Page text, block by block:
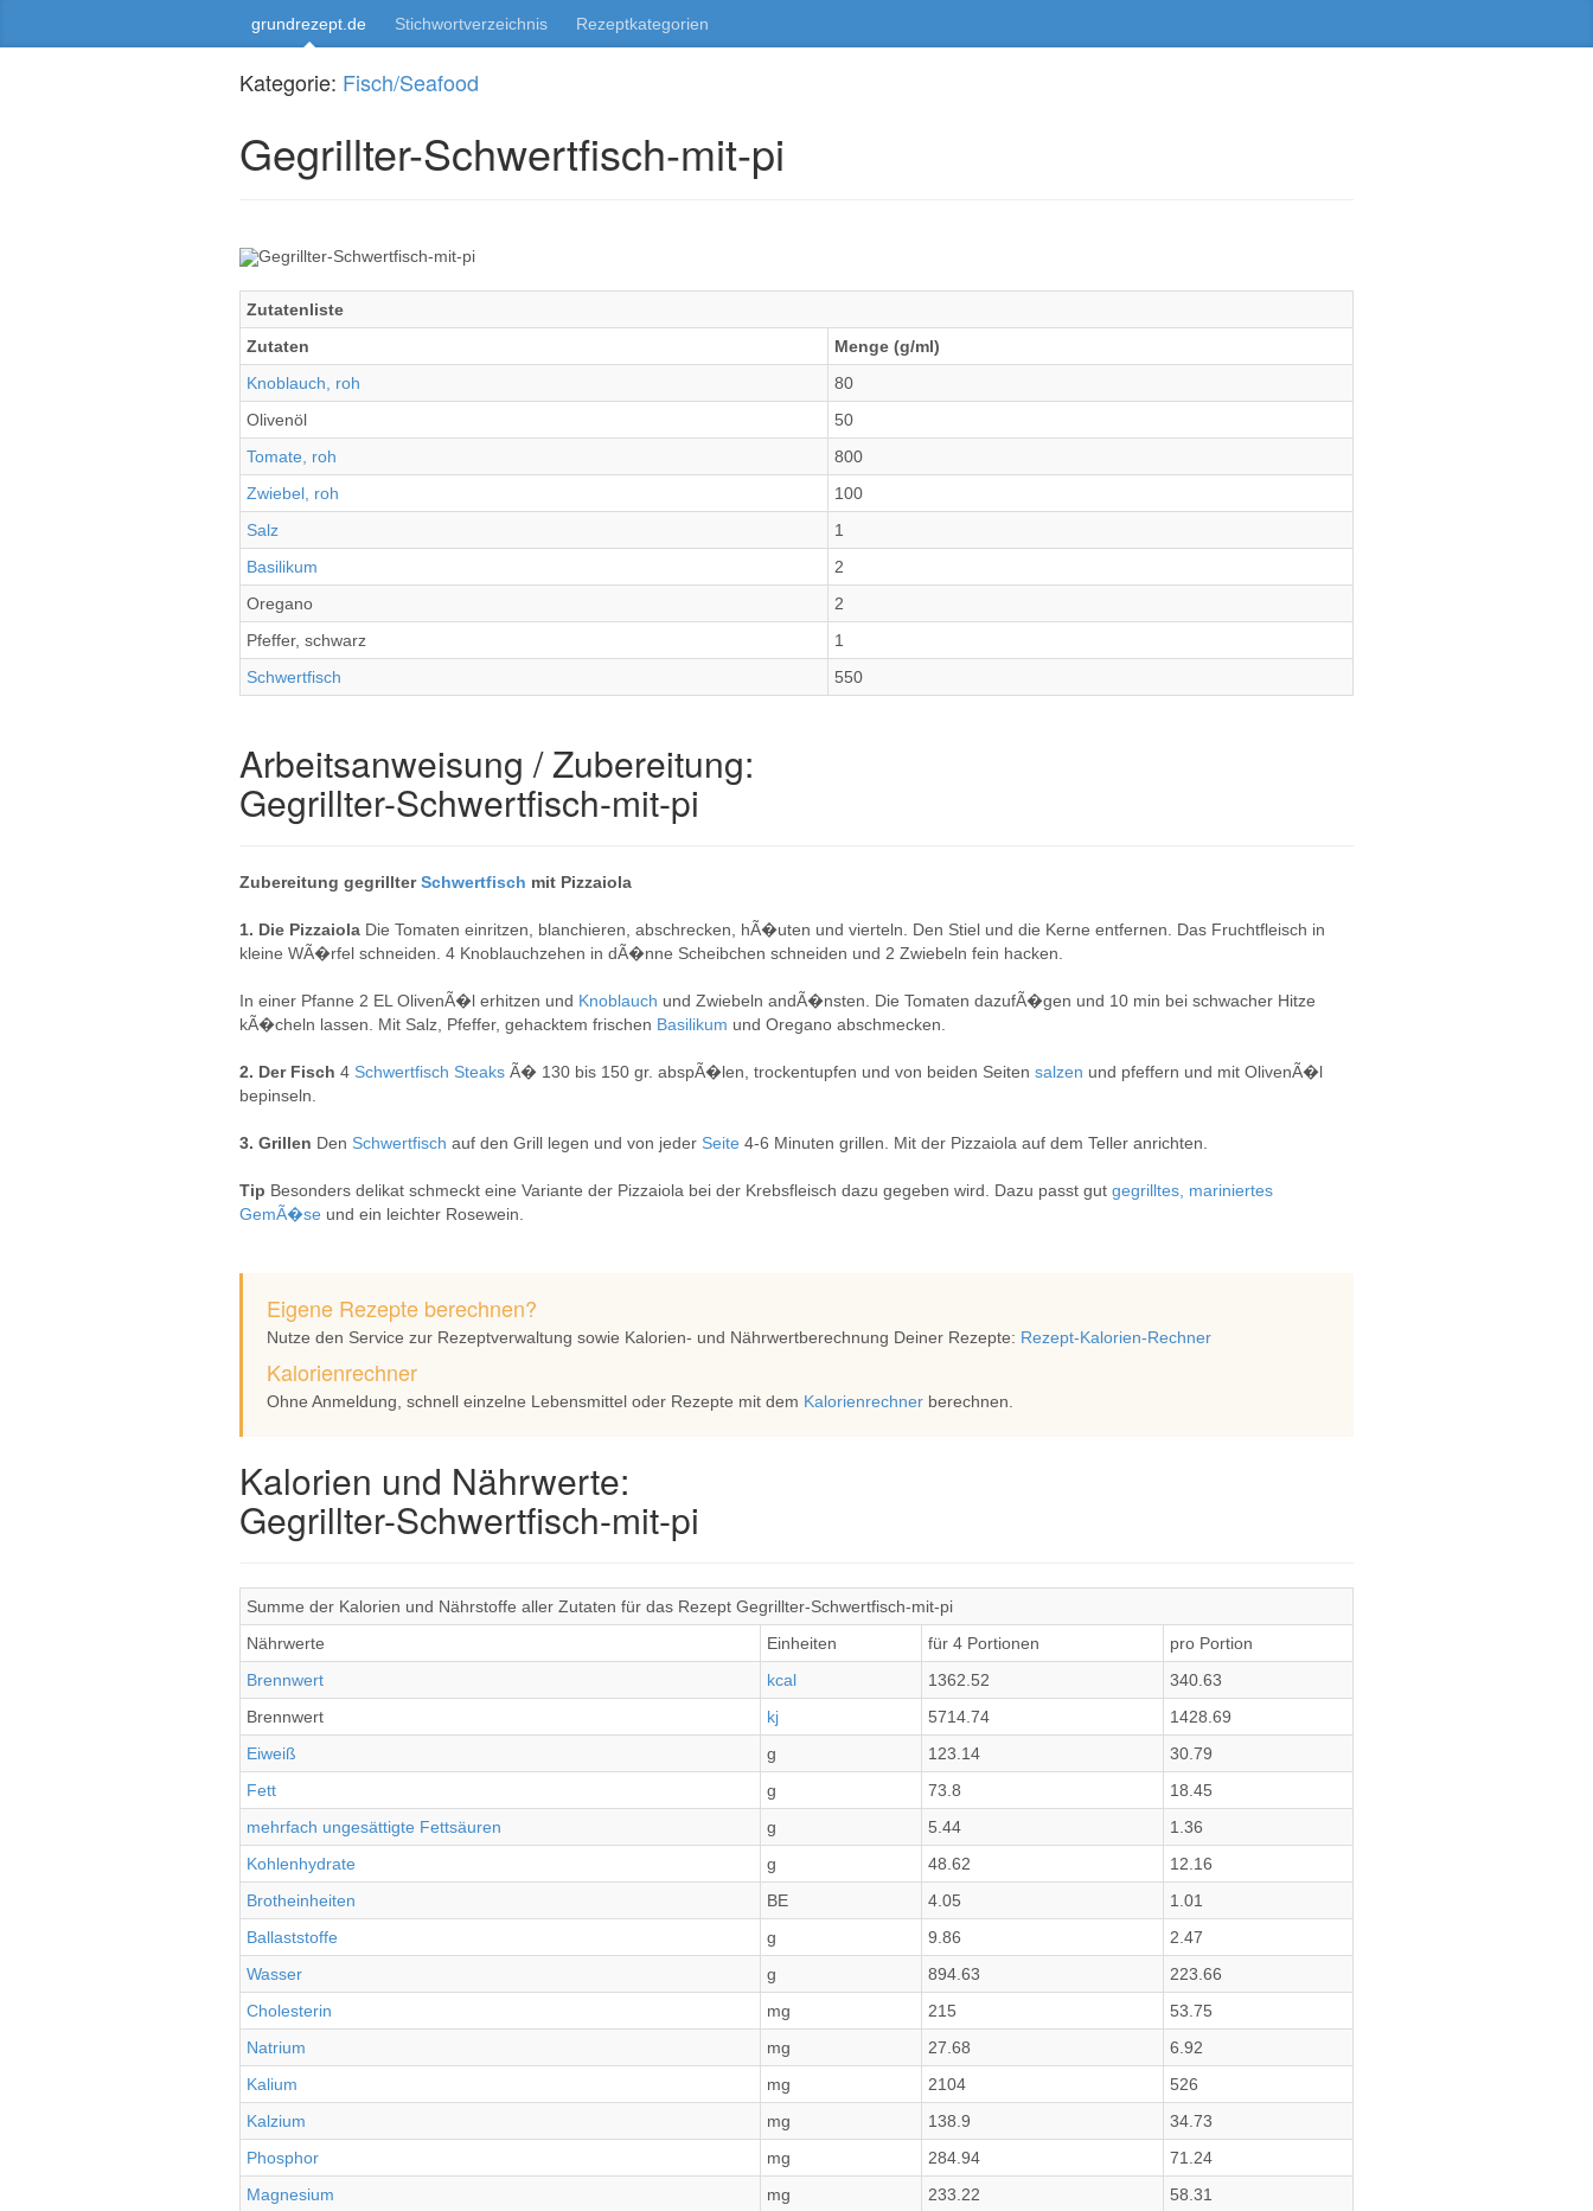
grundrezept.de Stichwortverzeichnis Rezeptkategorien
Kategorie: Fisch/Seafood
Gegrillter-Schwertfisch-mit-pi
Zutatenliste
Zutaten
Menge (g/ml)
Knoblauch, roh
80
Olivenöl
50
Tomate, roh
800
Zwiebel, roh
100
Salz
1
Basilikum
2
Oregano
2
Pfeffer, schwarz
1
Schwertfisch
550
Arbeitsanweisung / Zubereitung:
Gegrillter-Schwertfisch-mit-pi
Zubereitung gegrillterSchwertfisch mit Pizzaiola
1. Die Pizzaiola Die Tomaten einritzen, blanchieren, abschrecken, hÃ�uten und vierteln. Den Stiel und die Kerne entfernen. Das Fruchtfleisch in
kleine WÃ�rfel schneiden. 4 Knoblauchzehen in dÃ�nne Scheibchen schneiden und 2 Zwiebeln fein hacken.
In einer Pfanne 2 EL OlivenÃ�l erhitzen und Knoblauch und Zwiebeln andÃ�nsten. Die Tomaten dazufÃ�gen und 10 min bei schwacher Hitze
kÃ�cheln lassen. Mit Salz, Pfeffer, gehacktem frischen Basilikum und Oregano abschmecken.
2. Der Fisch 4 Schwertfisch Steaks Ã� 130 bis 150 gr. abspÃ�len, trockentupfen und von beiden Seiten salzen und pfeffern und mit OlivenÃ�l
bepinseln.
3. Grillen Den Schwertfisch auf den Grill legen und von jeder Seite 4-6 Minuten grillen. Mit der Pizzaiola auf dem Teller anrichten.
Tip Besonders delikat schmeckt eine Variante der Pizzaiola bei der Krebsfleisch dazu gegeben wird. Dazu passt gut gegrilltes, mariniertes
GemÃ�se und ein leichter Rosewein.
Eigene Rezepte berechnen?
Nutze den Service zur Rezeptverwaltung sowie Kalorien- und Nährwertberechnung Deiner Rezepte: Rezept-Kalorien-Rechner
Kalorienrechner
Ohne Anmeldung, schnell einzelne Lebensmittel oder Rezepte mit dem Kalorienrechner berechnen.
Kalorien und Nährwerte:
Gegrillter-Schwertfisch-mit-pi
Summe der Kalorien und Nährstoffe aller Zutaten für das Rezept Gegrillter-Schwertfisch-mit-pi
Nährwerte
Einheiten für 4 Portionen
pro Portion
Brennwert
kcal 1362.52
340.63
Brennwert
kj 5714.74
1428.69
Eiweiß
g 123.14
30.79
Fett
g 73.8
18.45
mehrfach ungesättigte Fettsäuren
g 5.44
1.36
Kohlenhydrate
g 48.62
12.16
Brotheinheiten
BE 4.05
1.01
Ballaststoffe
g 9.86
2.47
Wasser
g 894.63
223.66
Cholesterin
mg 215
53.75
Natrium
mg 27.68
6.92
Kalium
mg 2104
526
Kalzium
mg 138.9
34.73
Phosphor
mg 284.94
71.24
Magnesium
mg 233.22
58.31